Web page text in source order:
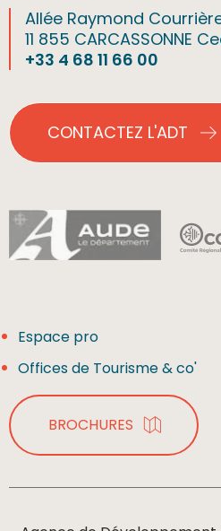
Allée Raymond
11 855 CARCASSONNE
+33 4 68 11 66 00
CONTACTEZ L'ADT
Espace pro
Offices de Tourisme & co'
BROCHURES